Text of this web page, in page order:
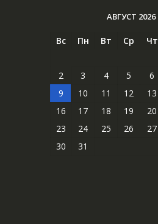
АВГУСТ 2026
Вс Пн Вт Ср Чт
2
3 4 5 6
9
10 11 12 13
16
17 18 19 20
23
24 25 26 27
30
31